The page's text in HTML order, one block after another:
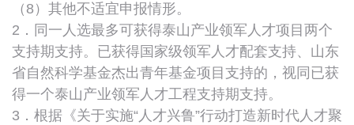
（8）其他不适宜申报情形。
2．同一人选最多可获得泰山产业领军人才项目两个
支持期支持。已获得国家级领军人才配套支持、山东
省自然科学基金杰出青年基金项目支持的，视同已获
得一个泰山产业领军人才工程支持期支持。
3．根据《关于实施“人才兴鲁”行动打造新时代人才聚